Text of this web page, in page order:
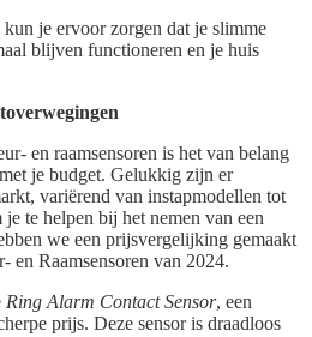
je ervoor zorgen dat je slimme
blijven functioneren en je huis
en raamsensoren is het van belang
je budget. Gelukkig zijn er
variërend van instapmodellen tot
je te helpen bij het nemen van een
we een prijsvergelijking gemaakt
en Raamsensoren van 2024.
Ring Alarm Contact Sensor, een
prijs. Deze sensor is draadloos